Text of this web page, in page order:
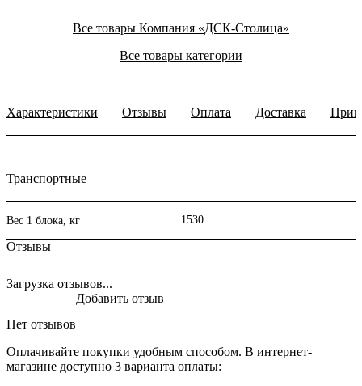
Все товары Компания «ДСК-Столица»
Все товары категории
Характеристики Отзывы Оплата Доставка
Транспортные
Вес 1 блока, кг 1530
Отзывы
Загрузка отзывов...
Нет отзывов
Добавить отзыв
Оплачивайте покупки удобным способом. В интернет-
магазине доступно 3 варианта оплаты: